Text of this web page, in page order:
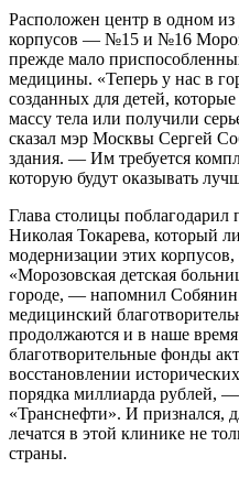
Расположен центр в одном
корпусов — №15 и №16
прежде мало
медицины. «Теперь у нас в
созданных для детей,
массу тела или получили
сказал мэр Москвы Сергей
здания. — Им требуется
которую будут оказывать
Глава столицы поблагодарил
Николая Токарева, который
модернизации этих
«Морозовская детская
городе, — напомнил
медицинский
продолжаются и в наше
благотворительные фонды
восстановлении
порядка миллиарда рублей, —
«Транснефти». И признался,
лечатся в этой клинике не
страны.